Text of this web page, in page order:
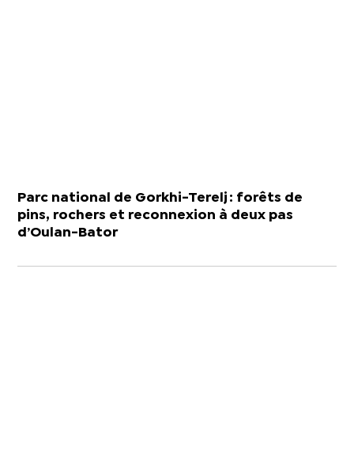
Parc national de Gorkhi-Terelj : forêts de
pins, rochers et reconnexion à deux pas
d’Oulan-Bator